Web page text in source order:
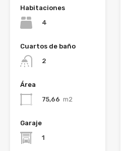
Habitaciones
4
Cuartos de baño
2
Área
75,66 m2
Garaje
1